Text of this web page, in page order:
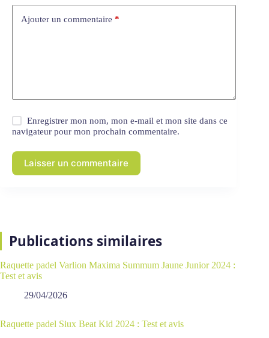
Ajouter un commentaire *
Enregistrer mon nom, mon e-mail et mon site dans ce
navigateur pour mon prochain commentaire.
Laisser un commentaire
Publications similaires
Raquette padel Varlion Maxima Summum Jaune Junior 2024 :
Test et avis
29/04/2026
Raquette padel Siux Beat Kid 2024 : Test et avis